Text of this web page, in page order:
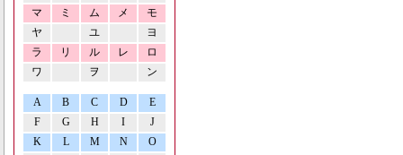
マ
ミ ム メ
モ
ヤ
ユ
ヨ
ラ
リ ル レ
ロ
ワ
ヲ ン
A B C D
E
F
G H I
J
K
L M N O